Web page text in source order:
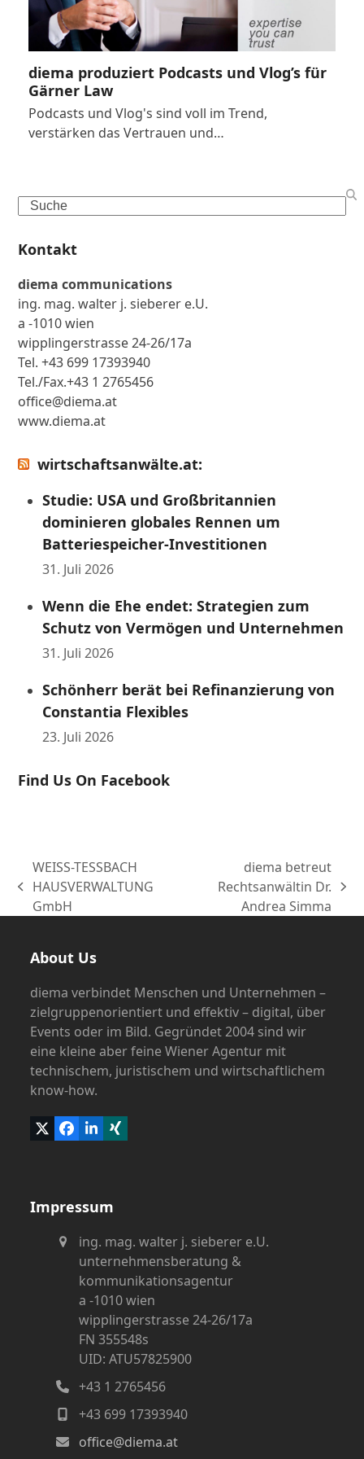
diema produziert Podcasts und Vlog’s für
Gärner Law
Podcasts und Vlog's sind voll im Trend,
verstärken das Vertrauen und…
Search
Kontakt
diema communications
ing. mag. walter j. sieberer e.U.
a -1010 wien
wipplingerstrasse 24-26/17a
Tel. +43 699 17393940
Tel./Fax.+43 1 2765456
office@diema.at
www.diema.at
wirtschaftsanwälte.at:
Studie: USA und Großbritannien
dominieren globales Rennen um
Batteriespeicher-Investitionen
31. Juli 2026
Wenn die Ehe endet: Strategien zum
Schutz von Vermögen und Unternehmen
31. Juli 2026
Schönherr berät bei Refinanzierung von
Constantia Flexibles
23. Juli 2026
Find Us On Facebook
vorheriger
Beitrag:
WEISS-TESSBACH
HAUSVERWALTUNG
GmbH
Nächster
Beitrag:
diema betreut
Rechtsanwältin Dr.
Andrea Simma
About Us
diema verbindet Menschen und Unternehmen –
zielgruppenorientiert und effektiv – digital, über
Events oder im Bild. Gegründet 2004 sind wir
eine kleine aber feine Wiener Agentur mit
technischem, juristischem und wirtschaftlichem
know-how.
TwitterFacebook
LinkedIn
Xing
Impressum
ing. mag. walter j. sieberer e.U.
unternehmensberatung &
kommunikationsagentur
a -1010 wien
wipplingerstrasse 24-26/17a
FN 355548s
UID: ATU57825900
+43 1 2765456
+43 699 17393940
office@diema.at